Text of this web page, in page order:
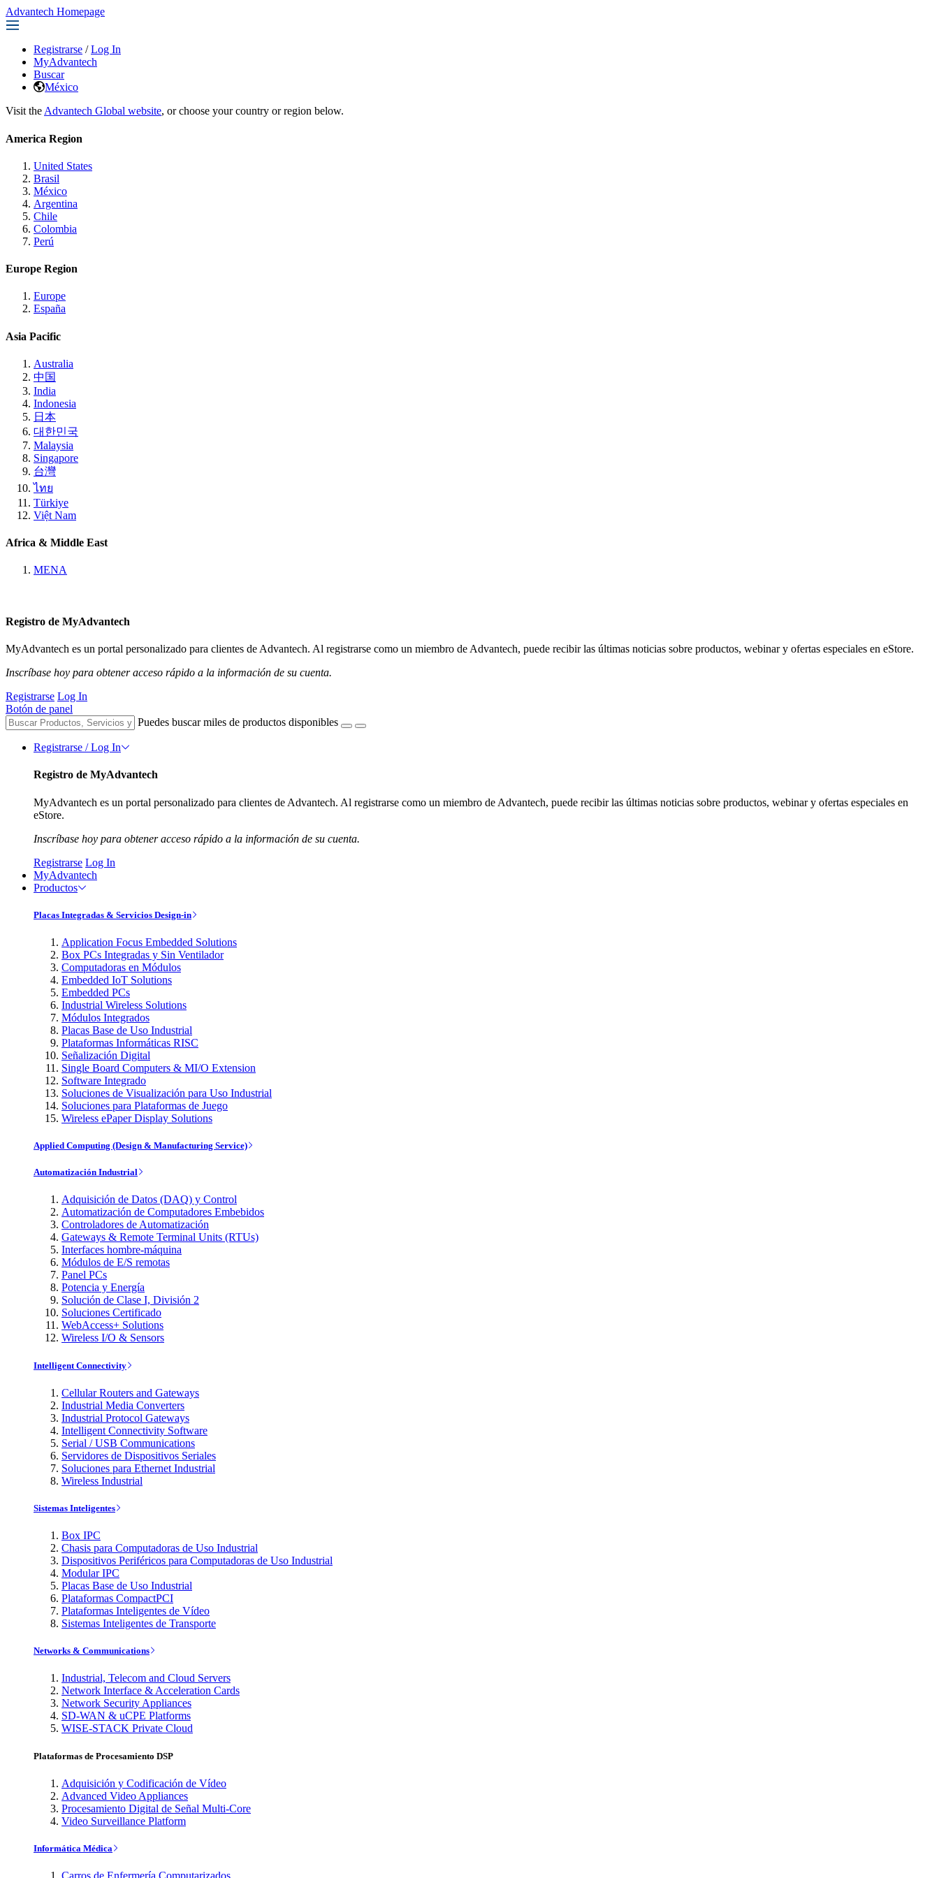
Advantech Homepage
Registrarse / Log In
MyAdvantech
Buscar
México
Visit the Advantech Global website, or choose your country or region below.
America Region
United States
Brasil
México
Argentina
Chile
Colombia
Perú
Europe Region
Europe
España
Asia Pacific
Australia
中国
India
Indonesia
日本
대한민국
Malaysia
Singapore
台灣
ไทย
Türkiye
Việt Nam
Africa & Middle East
MENA
Registro de MyAdvantech
MyAdvantech es un portal personalizado para clientes de Advantech. Al registrarse como un miembro de Advantech, puede recibir las últimas noticias sobre productos, webinar y ofertas especiales en eStore.
Inscríbase hoy para obtener acceso rápido a la información de su cuenta.
Registrarse Log In
Botón de panel
Puedes buscar miles de productos disponibles
Registrarse / Log In
Registro de MyAdvantech
MyAdvantech es un portal personalizado para clientes de Advantech. Al registrarse como un miembro de Advantech, puede recibir las últimas noticias sobre productos, webinar y ofertas especiales en
eStore.
Inscríbase hoy para obtener acceso rápido a la información de su cuenta.
Registrarse Log In
MyAdvantech
Productos
Placas Integradas & Servicios Design-in
Application Focus Embedded Solutions
Box PCs Integradas y Sin Ventilador
Computadoras en Módulos
Embedded IoT Solutions
Embedded PCs
Industrial Wireless Solutions
Módulos Integrados
Placas Base de Uso Industrial
Plataformas Informáticas RISC
Señalización Digital
Single Board Computers & MI/O Extension
Software Integrado
Soluciones de Visualización para Uso Industrial
Soluciones para Plataformas de Juego
Wireless ePaper Display Solutions
Applied Computing (Design & Manufacturing Service)
Automatización Industrial
Adquisición de Datos (DAQ) y Control
Automatización de Computadores Embebidos
Controladores de Automatización
Gateways & Remote Terminal Units (RTUs)
Interfaces hombre-máquina
Módulos de E/S remotas
Panel PCs
Potencia y Energía
Solución de Clase I, División 2
Soluciones Certificado
WebAccess+ Solutions
Wireless I/O & Sensors
Intelligent Connectivity
Cellular Routers and Gateways
Industrial Media Converters
Industrial Protocol Gateways
Intelligent Connectivity Software
Serial / USB Communications
Servidores de Dispositivos Seriales
Soluciones para Ethernet Industrial
Wireless Industrial
Sistemas Inteligentes
Box IPC
Chasis para Computadoras de Uso Industrial
Dispositivos Periféricos para Computadoras de Uso Industrial
Modular IPC
Placas Base de Uso Industrial
Plataformas CompactPCI
Plataformas Inteligentes de Vídeo
Sistemas Inteligentes de Transporte
Networks & Communications
Industrial, Telecom and Cloud Servers
Network Interface & Acceleration Cards
Network Security Appliances
SD-WAN & uCPE Platforms
WISE-STACK Private Cloud
Plataformas de Procesamiento DSP
Adquisición y Codificación de Vídeo
Advanced Video Appliances
Procesamiento Digital de Señal Multi-Core
Video Surveillance Platform
Informática Médica
Carros de Enfermería Computarizados